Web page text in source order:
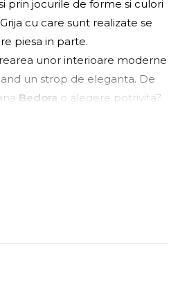
prin jocurile de forme si culori
cu care sunt realizate se
piesa in parte.
unor interioare moderne
un strop de eleganta. De
Bedora o alegere potrivita?
si versatilitate cuceresc
verii cat si al iernii;